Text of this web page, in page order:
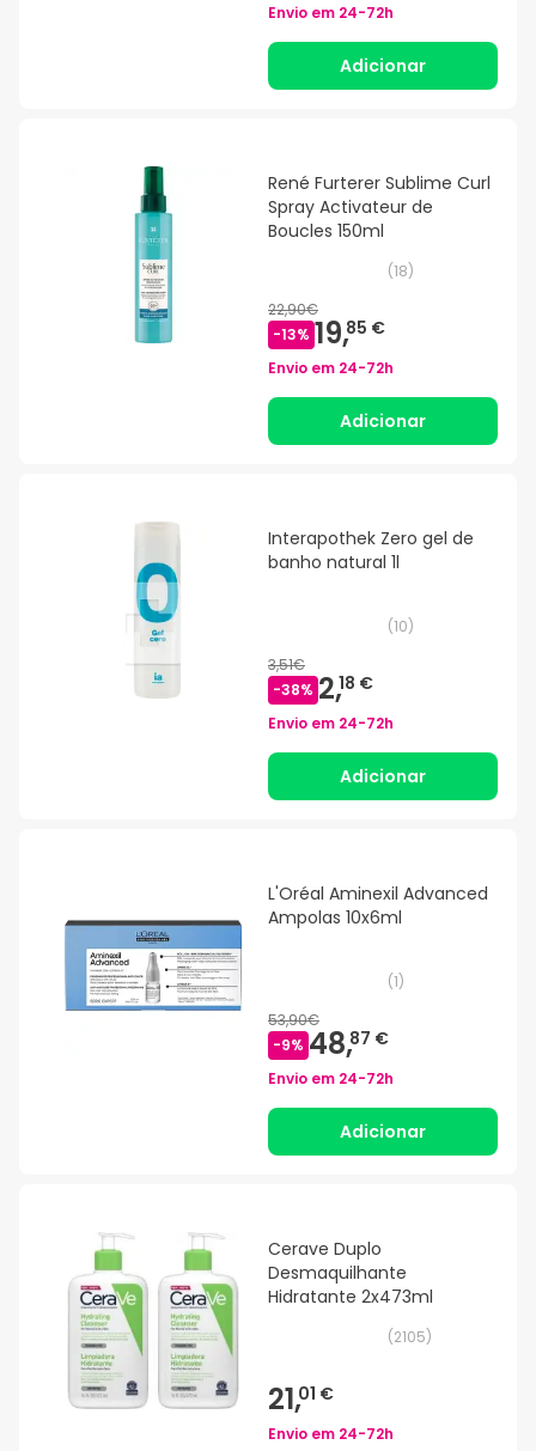
Envio em 24-72h
Adicionar
René Furterer Sublime Curl
Spray Activateur de
Boucles 150ml
(18)
22,90€
-13% 19,85 €
Envio em 24-72h
Adicionar
Interapothek Zero gel de
banho natural 1l
(10)
3,51€
-38% 2,18 €
Envio em 24-72h
Adicionar
L'Oréal Aminexil Advanced
Ampolas 10x6ml
(1)
53,90€
-9% 48,87 €
Envio em 24-72h
Adicionar
Cerave Duplo
Desmaquilhante
Hidratante 2x473ml
(2105)
21,01 €
Envio em 24-72h